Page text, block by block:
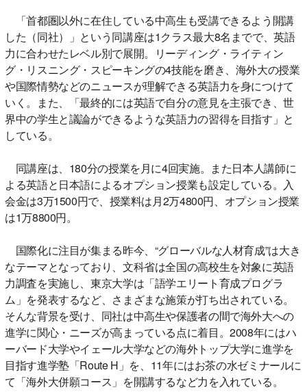
「首都圏以外に在住している中高生も受講できるよう開講
した（同社）」という同講座は1クラス最大8名までで、英語
力に合わせたレベル別で展開。リーディング・ライティン
グ・リスニング・スピーキングの4技能を磨き、海外大の授業
や国際情勢などのニュースが理解できる英語力を身につけて
いく。また、「最終的には英語で自分の意見を主張でき、世
界中の学生と議論ができるような英語力の習得を目指す」と
している。
同講座は、180分の授業を月に4回実施。また日本人講師に
よる英語と日本語によるオプション授業も設定している。入
会金は3万1500円で、授業料は月2万4800円、オプション授業
は1万8800円。
国際化に注目が集まる昨今、“グローバルな人材育成”は大き
なテーマとなっており、文科省は全国の高校生を対象に英語
力調査を実施し、東京大学は「語学エリート育成プログラ
ム」を発表するなど、さまざまな施策が打ち出されている。
そんな背景を受け、同社は中高生や保護者の間で海外大への
進学に関心・ニーズが高まっている点に着目。2008年にはハ
ーバード大学やイェール大学などの海外トップ大学に進学を
目指す進学塾「Route H」を、11年にはお茶の水ゼミナールに
て「海外大併願コース」を開講するなど力を入れている。